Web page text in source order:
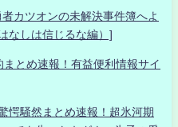
カツオンの未解決事件簿へよ
なしは信じるな編）]
とめ速報！有益便利情報サイ
愕騒然まとめ速報！超氷河期